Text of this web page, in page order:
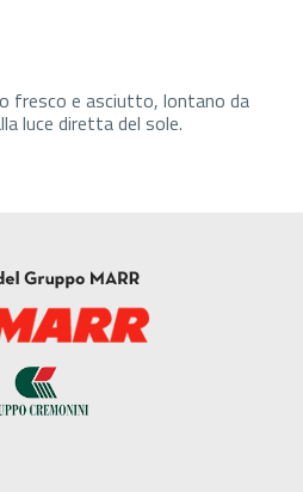
fresco e asciutto, lontano da
luce diretta del sole.